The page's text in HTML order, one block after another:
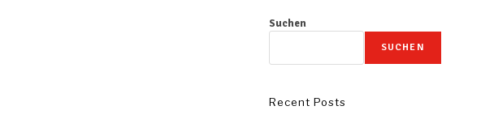
Suchen
SUCHEN
Recent Posts